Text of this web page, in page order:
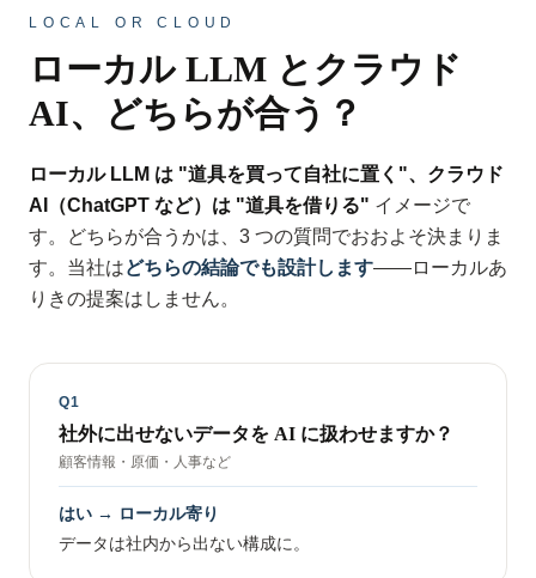
LOCAL OR CLOUD
ローカル LLM とクラウド
AI、どちらが合う？
ローカル LLM は "道具を買って自社に置く"、クラウド
AI（ChatGPT など）は "道具を借りる" イメージで
す。どちらが合うかは、3 つの質問でおおよそ決まりま
す。当社はどちらの結論でも設計します——ローカルあ
りきの提案はしません。
Q1
社外に出せないデータを AI に扱わせますか？
顧客情報・原価・人事など
はい → ローカル寄り
データは社内から出ない構成に。